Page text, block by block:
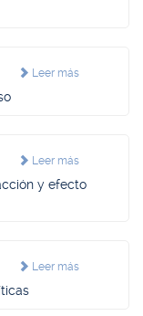
Leer más
Leer más
y efecto
Leer más